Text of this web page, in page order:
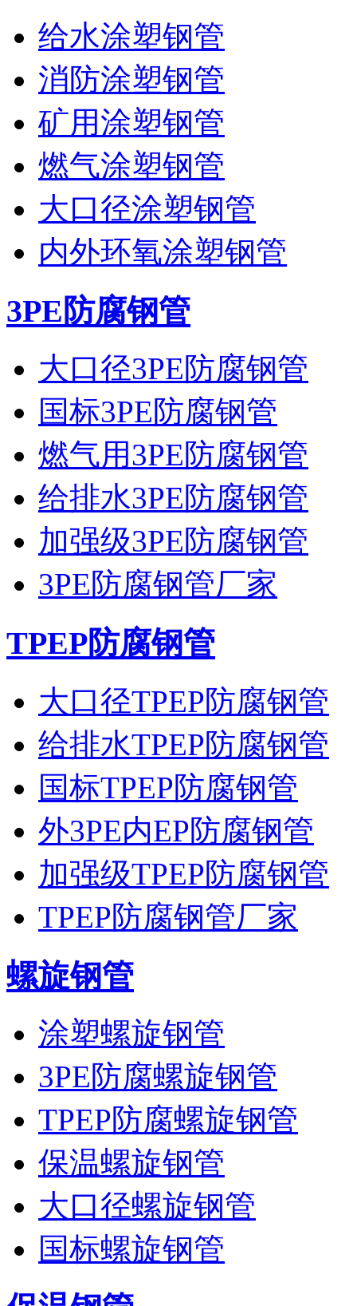
给水涂塑钢管
消防涂塑钢管
矿用涂塑钢管
燃气涂塑钢管
大口径涂塑钢管
内外环氧涂塑钢管
3PE防腐钢管
大口径3PE防腐钢管
国标3PE防腐钢管
燃气用3PE防腐钢管
给排水3PE防腐钢管
加强级3PE防腐钢管
3PE防腐钢管厂家
TPEP防腐钢管
大口径TPEP防腐钢管
给排水TPEP防腐钢管
国标TPEP防腐钢管
外3PE内EP防腐钢管
加强级TPEP防腐钢管
TPEP防腐钢管厂家
螺旋钢管
涂塑螺旋钢管
3PE防腐螺旋钢管
TPEP防腐螺旋钢管
保温螺旋钢管
大口径螺旋钢管
国标螺旋钢管